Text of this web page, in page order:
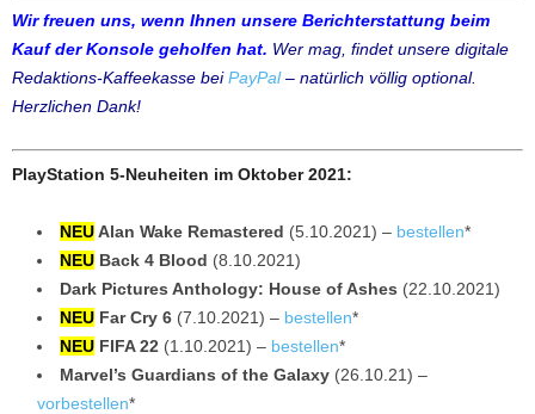
Wir freuen uns, wenn Ihnen unsere Berichterstattung beim
Kauf der Konsole geholfen hat. Wer mag, findet unsere digitale
Redaktions-Kaffeekasse bei PayPal – natürlich völlig optional.
Herzlichen Dank!
PlayStation 5-Neuheiten im Oktober 2021:
NEUAlan Wake Remastered (5.10.2021) – bestellen*
NEU Back 4 Blood (8.10.2021)
Dark Pictures Anthology: House of Ashes (22.10.2021)
NEU Far Cry 6 (7.10.2021) – bestellen*
NEU FIFA 22 (1.10.2021) – bestellen*
Marvel’s Guardians of the Galaxy (26.10.21) –
vorbestellen*